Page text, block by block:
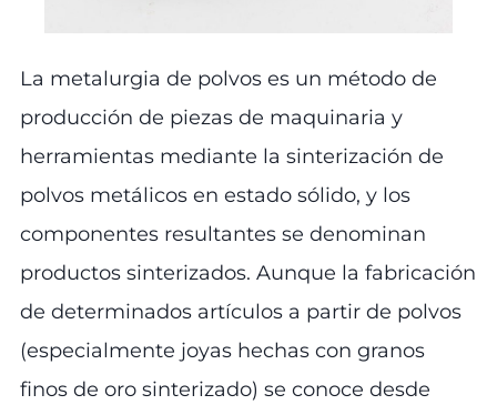
La metalurgia de polvos es un método de
producción de piezas de maquinaria y
herramientas mediante la sinterización de
polvos metálicos en estado sólido, y los
componentes resultantes se denominan
productos sinterizados. Aunque la fabricación
de determinados artículos a partir de polvos
(especialmente joyas hechas con granos
finos de oro sinterizado) se conoce desde